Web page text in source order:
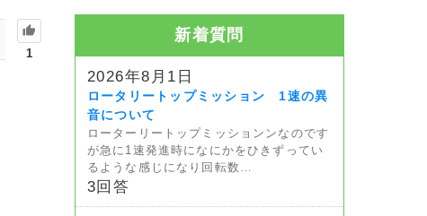
1
新着質問
2026年8月1日
ロータリートップミッション 1速の異
音について
ローターリートップミッションンなのです
が急に1速発進時になにかをひきずってい
るような感じになり回転数…
3回答